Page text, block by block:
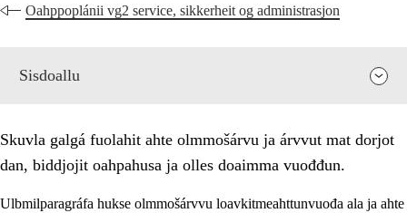
Oahppoplánii vg2 service, sikkerheit og administrasjon
Sisdoallu
Skuvla galgá fuolahit ahte olmmošárvu ja árvvut mat dorjot
dan, biddjojit oahpahusa ja olles doaimma vuođđun.
Ulbmilparagráfa hukse olmmošárvvu loavkitmeahttunvuođa ala ja ahte